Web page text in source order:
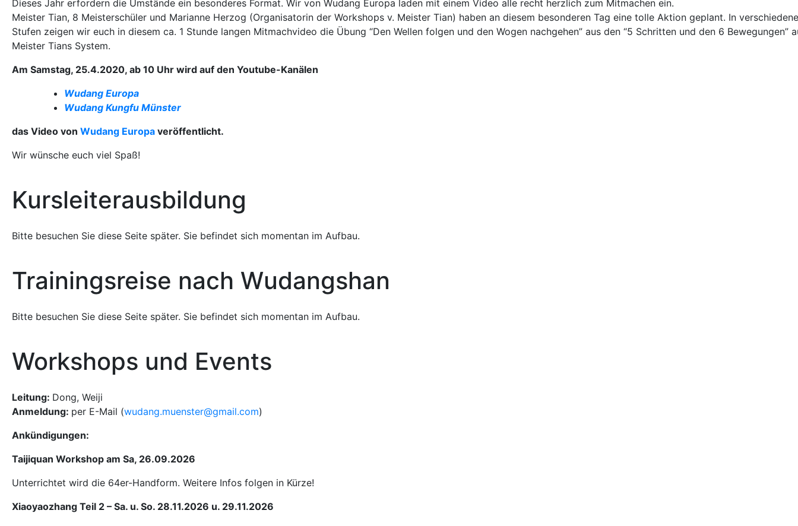
Dieses Jahr erfordern die Umstände ein besonderes Format. Wir von Wudang Europa laden mit einem Video alle recht herzlich zum Mitmachen ein.
Meister Tian, 8 Meisterschüler und Marianne Herzog (Organisatorin der Workshops v. Meister Tian) haben an diesem besonderen Tag eine tolle Aktion geplant. In
Stufen zeigen wir euch in diesem ca. 1 Stunde langen Mitmachvideo die Übung “Den Wellen folgen und den Wogen nachgehen” aus den “5 Schritten und den 6 Bewegungen”
Meister Tians System.
Am Samstag, 25.4.2020, ab 10 Uhr wird auf den Youtube-Kanälen
Wudang Europa
Wudang Kungfu Münster
das Video von Wudang Europa veröffentlicht.
Wir wünsche euch viel Spaß!
Kursleiterausbildung
Bitte besuchen Sie diese Seite später. Sie befindet sich momentan im Aufbau.
Trainingsreise nach Wudangshan
Bitte besuchen Sie diese Seite später. Sie befindet sich momentan im Aufbau.
Workshops und Events
Leitung: Dong, Weiji
Anmeldung: per E-Mail (wudang.muenster@gmail.com)
Ankündigungen:
Taijiquan Workshop am Sa, 26.09.2026
Unterrichtet wird die 64er-Handform. Weitere Infos folgen in Kürze!
Xiaoyaozhang Teil 2 – Sa. u. So. 28.11.2026 u. 29.11.2026